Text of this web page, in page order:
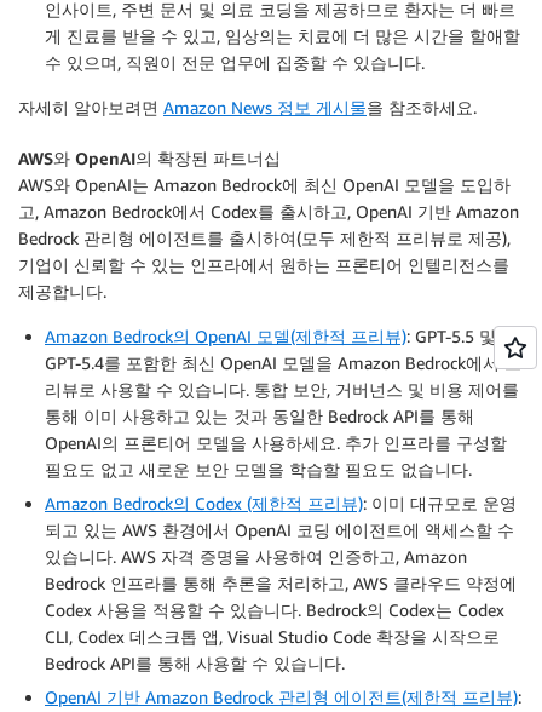
인사이트, 주변 문서 및 의료 코딩을 제공하므로 환자는 더 빠르
게 진료를 받을 수 있고, 임상의는 치료에 더 많은 시간을 할애할
수 있으며, 직원이 전문 업무에 집중할 수 있습니다.
자세히 알아보려면 Amazon News 정보 게시물을 참조하세요.
AWS와 OpenAI의 확장된 파트너십
AWS와 OpenAI는 Amazon Bedrock에 최신 OpenAI 모델을 도입하
고, Amazon Bedrock에서 Codex를 출시하고, OpenAI 기반 Amazon
Bedrock 관리형 에이전트를 출시하여(모두 제한적 프리뷰로 제공),
기업이 신뢰할 수 있는 인프라에서 원하는 프론티어 인텔리전스를
제공합니다.
Amazon Bedrock의 OpenAI 모델(제한적 프리뷰): GPT-5.5 및
GPT-5.4를 포함한 최신 OpenAI 모델을 Amazon Bedrock에서 프
리뷰로 사용할 수 있습니다. 통합 보안, 거버넌스 및 비용 제어를
통해 이미 사용하고 있는 것과 동일한 Bedrock API를 통해
OpenAI의 프론티어 모델을 사용하세요. 추가 인프라를 구성할
필요도 없고 새로운 보안 모델을 학습할 필요도 없습니다.
Amazon Bedrock의 Codex (제한적 프리뷰): 이미 대규모로 운영
되고 있는 AWS 환경에서 OpenAI 코딩 에이전트에 액세스할 수
있습니다. AWS 자격 증명을 사용하여 인증하고, Amazon
Bedrock 인프라를 통해 추론을 처리하고, AWS 클라우드 약정에
Codex 사용을 적용할 수 있습니다. Bedrock의 Codex는 Codex
CLI, Codex 데스크톱 앱, Visual Studio Code 확장을 시작으로
Bedrock API를 통해 사용할 수 있습니다.
OpenAI 기반 Amazon Bedrock 관리형 에이전트(제한적 프리뷰):